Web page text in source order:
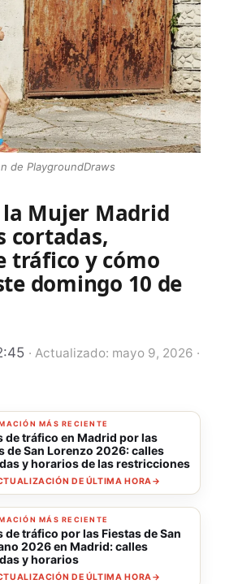
de PlaygroundDraws
la Mujer Madrid
cortadas,
tráfico y cómo
domingo 10 de
· Actualizado: mayo 9, 2026 ·
MÁS RECIENTE
de tráfico en Madrid por las
de San Lorenzo 2026: calles
y horarios de las restricciones
DE ÚLTIMA HORA→
MÁS RECIENTE
de tráfico por las Fiestas de San
2026 en Madrid: calles
y horarios
DE ÚLTIMA HORA→